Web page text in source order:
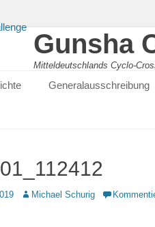
Gunsha
Mitteldeutschlands Cyclo-
Generalausschreibung
Michael Schurig